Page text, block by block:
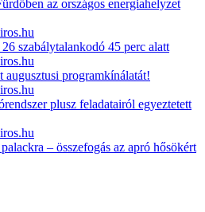
az országos energiahelyzet
szabálytalankodó 45 perc alatt
augusztusi programkínálatát!
plusz feladatairól egyeztetett
– összefogás az apró hősökért